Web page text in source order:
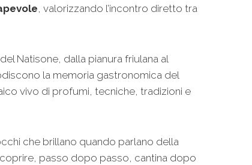
, valorizzando l’incontro diretto tra
Natisone, dalla pianura friulana al
la memoria gastronomica del
vivo di profumi, tecniche, tradizioni e
che brillano quando parlano della
passo dopo passo, cantina dopo